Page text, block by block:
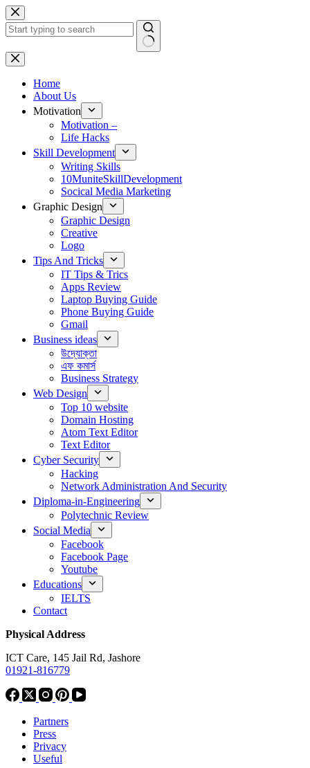
Skip
to
content
No
results
Home
About Us
Motivation
Motivation –
Life Hacks
Skill Development
Writing Skills
10MuniteSkillDevelopment
Socical Media Marketing
Graphic Design
Graphic Design
Creative
Logo
Tips And Tricks
IT Tips & Trics
Apps Review
Laptop Buying Guide
Phone Buying Guide
Gmail
Business ideas
উদ্যোক্তা
এফ কমার্স
Business Strategy
Web Design
Top 10 website
Domain Hosting
Atom Text Editor
Text Editor
Cyber Security
Hacking
Network Administration And Security
Diploma-in-Engineering
Polytechnic Review
Social Media
Facebook
Facebook Page
Youtube
Educations
IELTS
Contact
Physical Address
ICT Care, 145 Jail Rd, Jashore
01921-816779
Partners
Press
Privacy
Useful